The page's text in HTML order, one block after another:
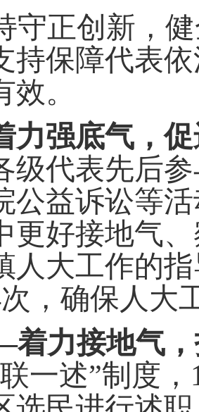
守正创新，
持保障代表
效。
力强底气，
级代表先后
公益诉讼等
更好接地气
人大工作的
次，确保人大
着力接地气
一述”制度，